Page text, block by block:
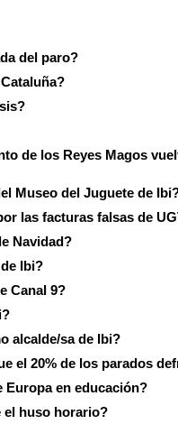
del paro?
de los Reyes Magos
Museo del Juguete de
las facturas falsas de
Navidad?
Ibi?
Canal 9?
alcalde/sa de Ibi?
el 20% de los parados
Europa en educación?
el huso horario?